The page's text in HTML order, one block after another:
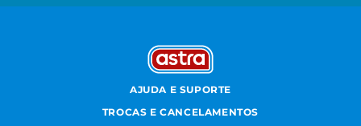
AJUDA E SUPORTE
TROCAS E CANCELAMENTOS